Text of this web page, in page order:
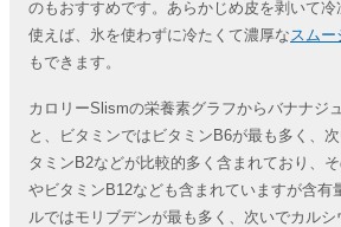
のもおすすめです。あらかじめ皮を剥いて
使えば、氷を使わずに冷たくて濃厚なスムー
もできます。
カロリーSlismの栄養素グラフからバナナジ
と、ビタミンではビタミンB6が最も多く、
タミンB2などが比較的多く含まれており、
やビタミンB12なども含まれていますが含有
ルではモリブデンが最も多く、次いでカル